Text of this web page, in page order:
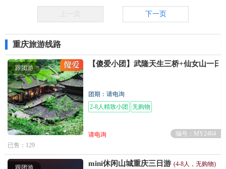
下一页
重庆旅游线路
跟团游 【傻爱小团】武隆天生三桥+仙女山一日
团期：请电询
2-8人精致小团
无购物
请电询
编号：MY2464
已售：129
跟团游 mini休闲山城重庆三日游 (4-8人，无购物)